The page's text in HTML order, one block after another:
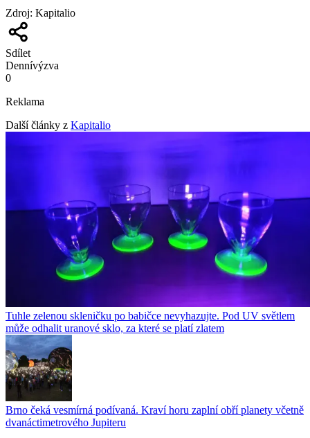
Zdroj: Kapitalio
Sdílet
Dennívýzva
0
Reklama
Další články z Kapitalio
Tuhle zelenou skleničku po babičce nevyhazujte. Pod UV světlem
může odhalit uranové sklo, za které se platí zlatem
Brno čeká vesmírná podívaná. Kraví horu zaplní obří planety včetně
dvanáctimetrového Jupiteru